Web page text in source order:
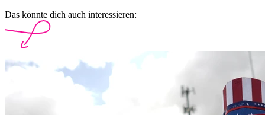
Das könnte dich auch interessieren: